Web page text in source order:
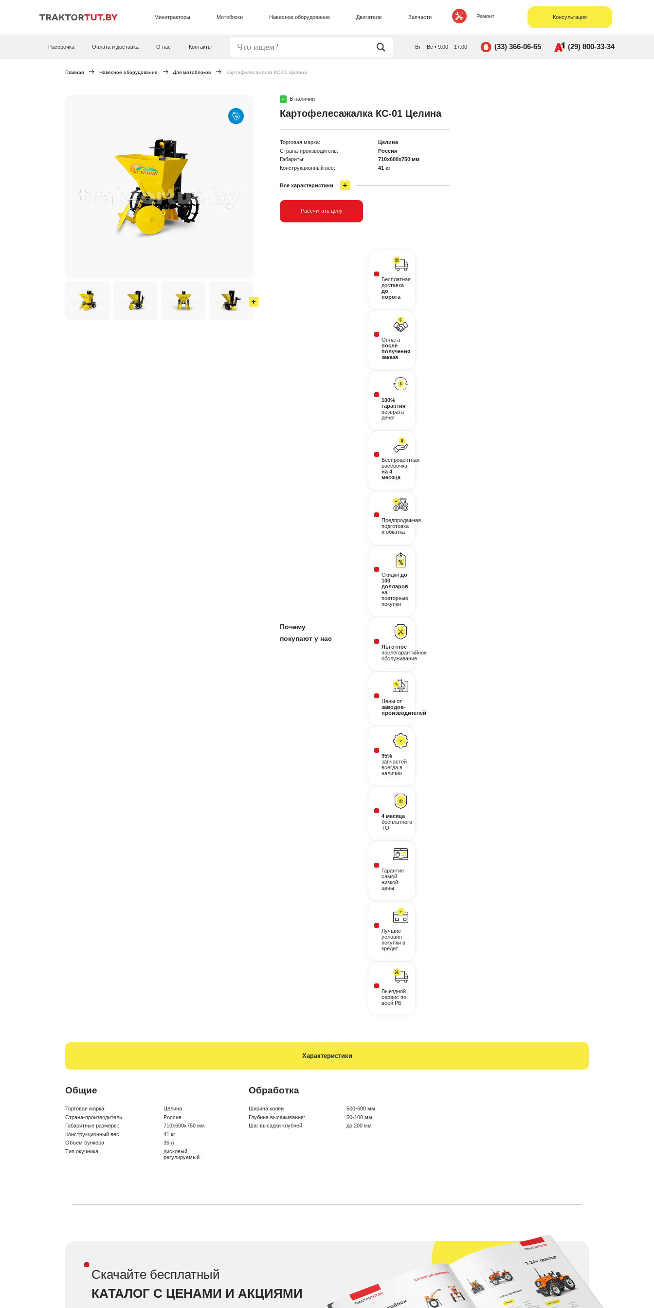
Минитракторы Мотоблоки Навесное оборудование Двигатели Запчасти Ремонт Консультация
Рассрочка Оплата и доставка О нас Контакты Вт – Вс • 9:00 – 17:00 (33) 366-06-65 (29) 800-33-34
Главная Навесное оборудование Для мотоблоков Картофелесажалка КС-01 Целина
В наличии
Картофелесажалка КС-01 Целина
Торговая марка:
Целина
Страна-производитель:
Россия
Габариты:
710х600х750 мм
Конструкционный вес:
41 кг
Все характеристики
Рассчитать цену
Почему
покупают у нас
Бесплатная
доставка
до
порога
Оплата
после
получения
заказа
100%
гарантия
возврата
денег
Беспроцентная
рассрочка
на 4
месяца
Предпродажная
подготовка
и обкатка
Скидки до
100
долларов
на
повторные
покупки
Льготное
послегарантийное
обслуживание
Цены от
заводов-
производителей
95%
запчастей
всегда в
наличии
4 месяца
бесплатного
ТО
Гарантия
самой
низкой
цены
Лучшие
условия
покупки в
кредит
Выездной
сервис по
всей РБ
Характеристики
Общие
Торговая марка:
Целина
Страна-производитель:
Россия
Габаритные размеры:
710х600х750 мм
Конструкционный вес:
41 кг
Объем бункера
35 л
Тип окучника
дисковый,
регулируемый
Обработка
Ширина колеи
500-600 мм
Глубина высаживания:
50-100 мм
Шаг высадки клубней
до 200 мм
Скачайте бесплатный
КАТАЛОГ С ЦЕНАМИ И АКЦИЯМИ